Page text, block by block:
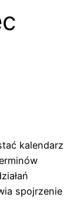
kalendarz
spojrzenie